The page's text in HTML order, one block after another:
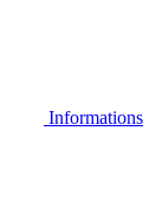
Informations